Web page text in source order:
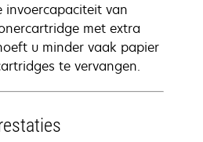
invoercapaciteit van
met extra
u minder vaak papier
te vervangen.